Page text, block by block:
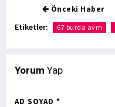
Önceki Haber
Etiketler: 67 burda avm
Yorum Yap
AD SOYAD *